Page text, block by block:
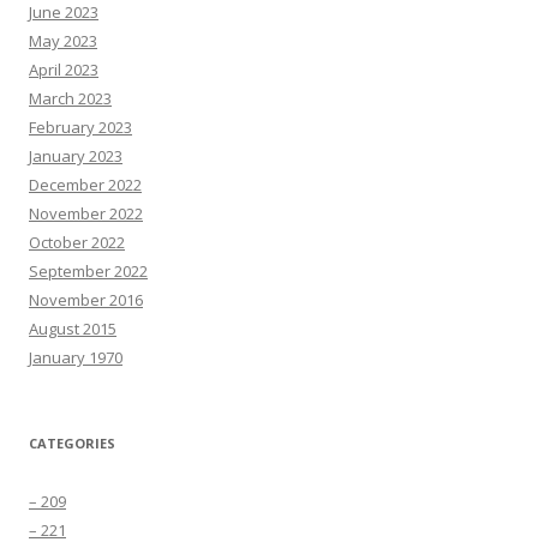
June 2023
May 2023
April 2023
March 2023
February 2023
January 2023
December 2022
November 2022
October 2022
September 2022
November 2016
August 2015
January 1970
CATEGORIES
– 209
– 221